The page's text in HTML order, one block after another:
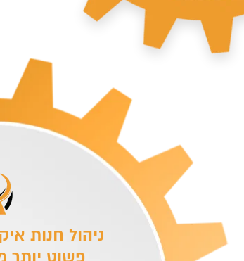
ניהול חנות